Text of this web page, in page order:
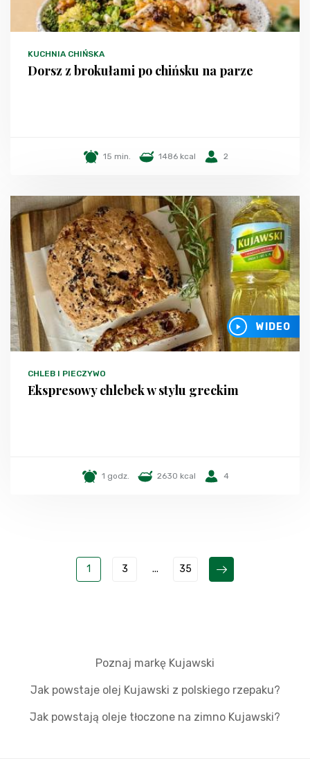
KUCHNIA CHIŃSKA
Dorsz z brokułami po chińsku na parze
15 min. 1486 kcal 2
WIDEO
CHLEB I PIECZYWO
Ekspresowy chlebek w stylu greckim
1 godz. 2630 kcal 4
1 3 ... 35
Poznaj markę Kujawski
Jak powstaje olej Kujawski z polskiego rzepaku?
Jak powstają oleje tłoczone na zimno Kujawski?